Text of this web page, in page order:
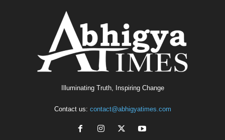
Illuminating Truth, Inspiring Change
Contact us: contact@abhigyatimes.com